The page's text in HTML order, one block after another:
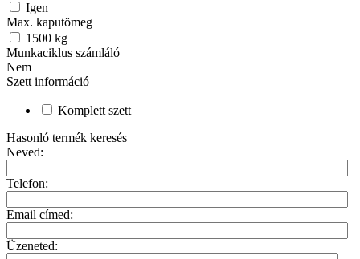
Igen
Max. kaputömeg
1500 kg
Munkaciklus számláló
Nem
Szett információ
Komplett szett
Hasonló termék keresés
Neved:
Telefon:
Email címed:
Üzeneted: